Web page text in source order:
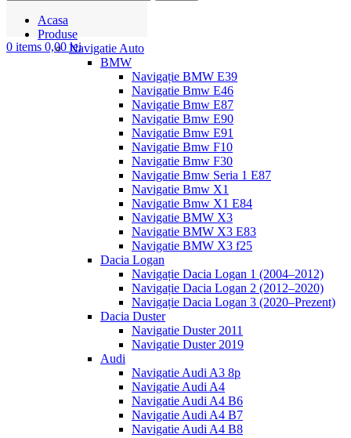
0 items 0,00lei
Acasa
Produse
Navigatie Auto
BMW
Navigație BMW E39
Navigatie Bmw E46
Navigatie Bmw E87
Navigatie Bmw E90
Navigatie Bmw E91
Navigatie Bmw F10
Navigatie Bmw F30
Navigatie Bmw Seria 1 E87
Navigatie Bmw X1
Navigatie Bmw X1 E84
Navigatie BMW X3
Navigatie BMW X3 E83
Navigatie BMW X3 f25
Dacia Logan
Navigație Dacia Logan 1 (2004–2012)
Navigație Dacia Logan 2 (2012–2020)
Navigație Dacia Logan 3 (2020–Prezent)
Dacia Duster
Navigatie Duster 2011
Navigatie Duster 2019
Audi
Navigatie Audi A3 8p
Navigatie Audi A4
Navigatie Audi A4 B6
Navigatie Audi A4 B7
Navigatie Audi A4 B8